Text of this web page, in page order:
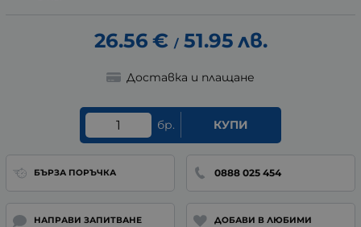
26.56 € / 51.95 лв.
Доставка и плащане
бр. КУПИ
БЪРЗА ПОРЪЧКА 0888 025 454
НАПРАВИ ЗАПИТВАНЕ ДОБАВИ В ЛЮБИМИ